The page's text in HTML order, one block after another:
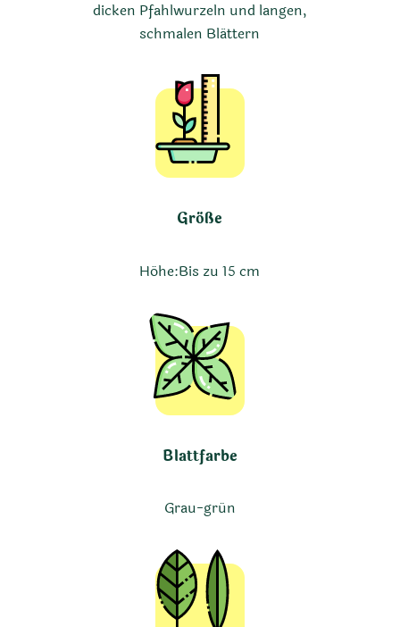
dicken Pfahlwurzeln und langen,
schmalen Blättern
Größe
Höhe:Bis zu 15 cm
Blattfarbe
Grau-grün